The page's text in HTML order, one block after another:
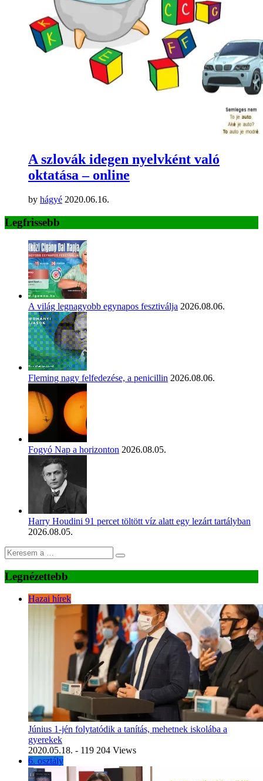
A szlovák idegen nyelvként való
oktatása – online
by hágyé 2020.06.16.
Legfrissebb
A világ legnagyobb egynapos fesztiválja 2026.08.06.
Fleming nagy felfedezése, a penicillin 2026.08.06.
Fogyó Nap a horizonton 2026.08.05.
Harry Houdini 91 percet töltött víz alatt egy lezárt tartályban
2026.08.05.
Legnézettebb
Hazai hírek
Június 1-jén folytatódik a tanítás, mehetnek iskolába a
gyerekek
2020.05.18. - 119 204 Views
6. osztály